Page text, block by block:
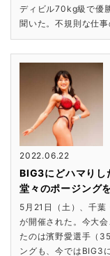
ディビル70kg級で優
聞いた。不規則な仕
2022.06.22
BIG3にどハマりし
堂々のポージング
5月21日（土）、千葉
が開催された。今大
たのは濱野愛選手（
ングも、今ではBIG3